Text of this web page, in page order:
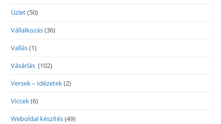
Üzlet(50)
Vállalkozás(36)
Vallás(1)
Vásárlás (102)
Versek – Idézetek(2)
Viccek(6)
Weboldal készítés(49)